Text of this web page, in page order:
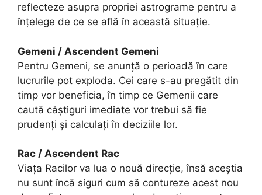
reflecteze asupra propriei astrograme pentru a
înțelege de ce se află în această situație.
Gemeni / Ascendent Gemeni
Pentru Gemeni, se anunță o perioadă în care
lucrurile pot exploda. Cei care s-au pregătit din
timp vor beneficia, în timp ce Gemenii care
caută câștiguri imediate vor trebui să fie
prudenți și calculați în deciziile lor.
Rac / Ascendent Rac
Viața Racilor va lua o nouă direcție, însă aceștia
nu sunt încă siguri cum să contureze acest nou